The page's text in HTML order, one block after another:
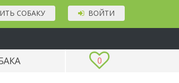
ВОЙТИ
СОБАКУ
0